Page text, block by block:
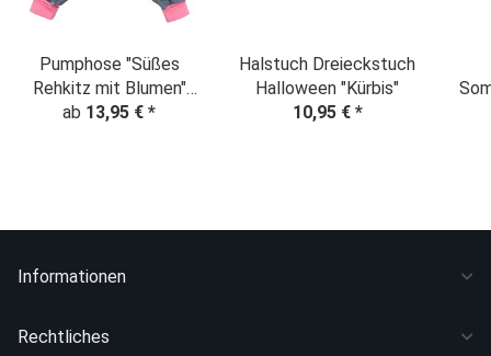
Pumphose "Süßes
Rehkitz mit Blumen"
grau
ab 13,95 € *
Halstuch Dreieckstuch
Halloween "Kürbis"
10,95 € *
Informationen
Rechtliches